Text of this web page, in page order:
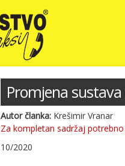
Promjena
Autor članka: Krešimir Vranar
Za kompletan sadržaj
10/2020